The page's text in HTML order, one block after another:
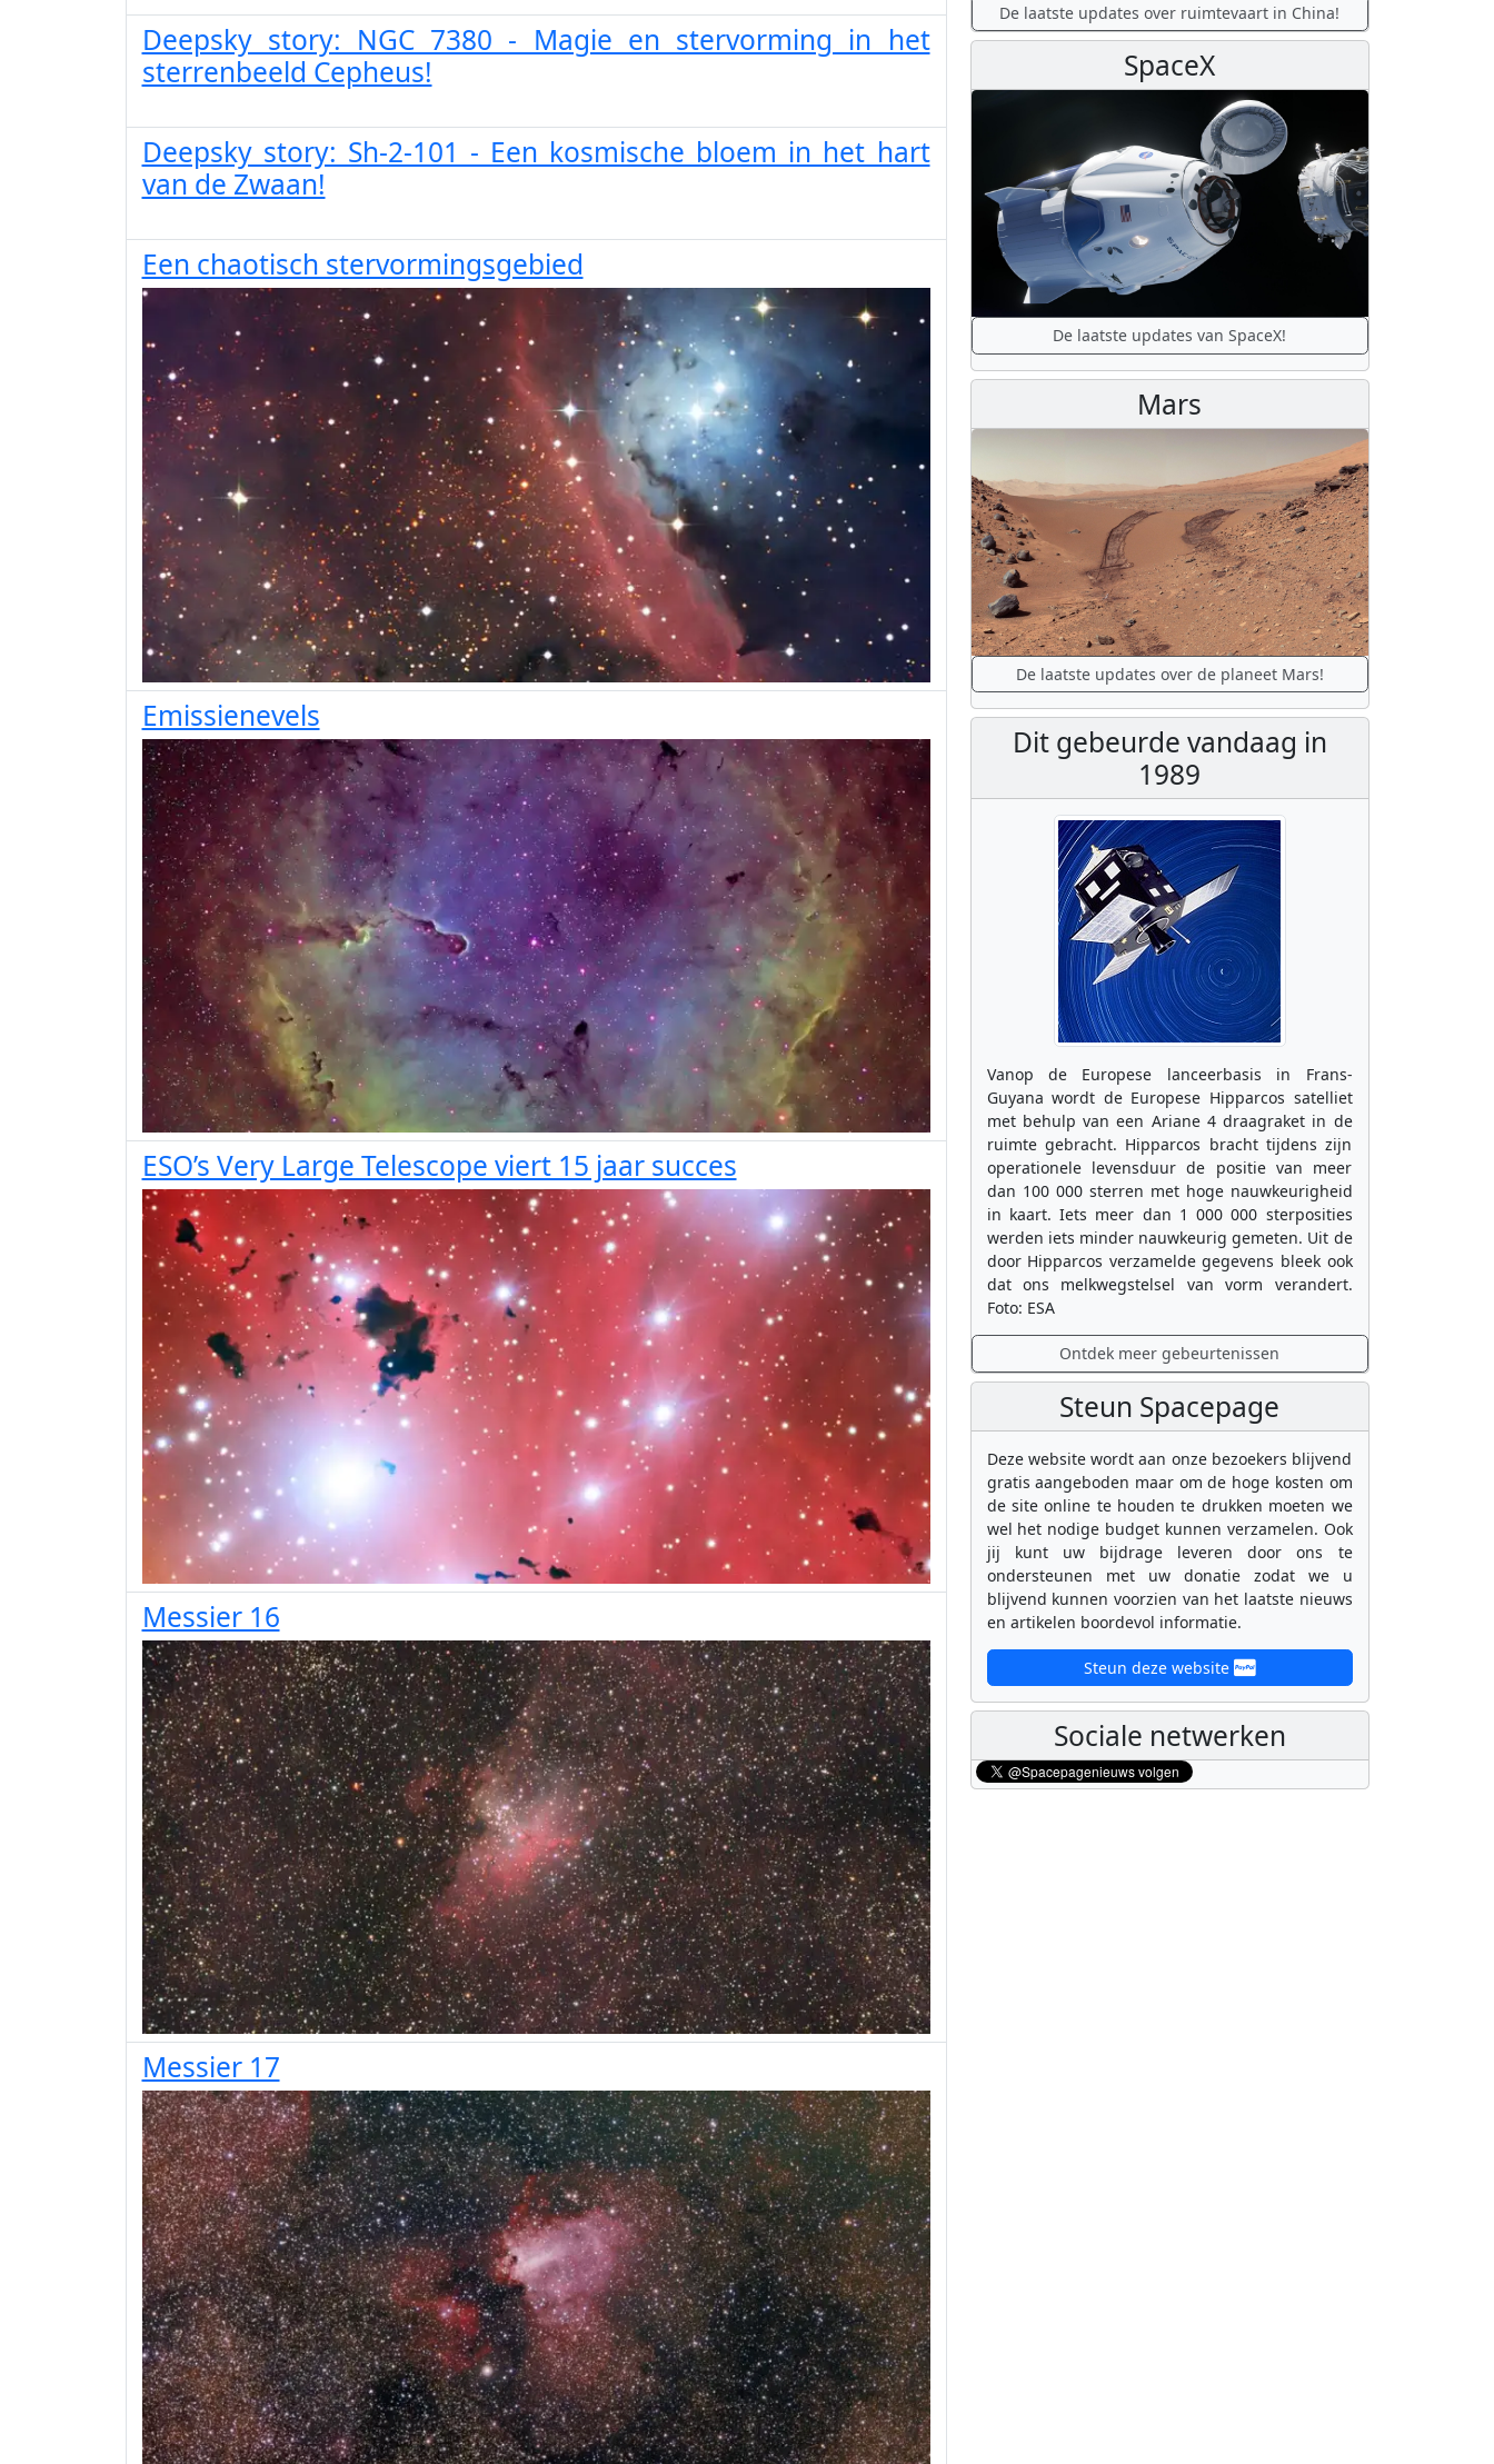
Deepsky story: NGC 7380 - Magie en stervorming in het
sterrenbeeld Cepheus!
Deepsky story: Sh-2-101 - Een kosmische bloem in het hart
van de Zwaan!
Een chaotisch stervormingsgebied
Emissienevels
ESO’s Very Large Telescope viert 15 jaar succes
Messier 16
Messier 17
De laatste updates over ruimtevaart in China!
SpaceX
De laatste updates van SpaceX!
Mars
De laatste updates over de planeet Mars!
Dit gebeurde vandaag in
1989
Vanop de Europese lanceerbasis in Frans-
Guyana wordt de Europese Hipparcos satelliet
met behulp van een Ariane 4 draagraket in de
ruimte gebracht. Hipparcos bracht tijdens zijn
operationele levensduur de positie van meer
dan 100 000 sterren met hoge nauwkeurigheid
in kaart. Iets meer dan 1 000 000 sterposities
werden iets minder nauwkeurig gemeten. Uit de
door Hipparcos verzamelde gegevens bleek ook
dat ons melkwegstelsel van vorm verandert.
Foto: ESA
Ontdek meer gebeurtenissen
Steun Spacepage
Deze website wordt aan onze bezoekers blijvend
gratis aangeboden maar om de hoge kosten om
de site online te houden te drukken moeten we
wel het nodige budget kunnen verzamelen. Ook
jij kunt uw bijdrage leveren door ons te
ondersteunen met uw donatie zodat we u
blijvend kunnen voorzien van het laatste nieuws
en artikelen boordevol informatie.
Steun deze website
Sociale netwerken